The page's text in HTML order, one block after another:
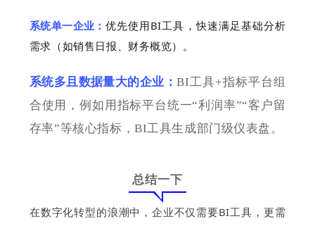
系统单一企业 ： 优先使用BI工具，快速满足基础分析
需求（如销售日报、财务概览）。
系统多且数据量大的企业： BI工具+指标平台组
合使用，例如用指标平台统一“利润率”“客户留
存率”等核心指标，BI工具生成部门级仪表盘。
总结一下
在数字化转型的浪潮中，企业不仅需要BI工具，更需